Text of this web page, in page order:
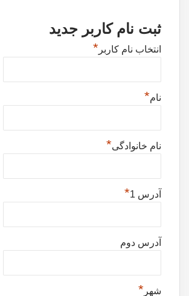
ثبت نام کاربر جدید
انتخاب نام کاربر *
نام*
نام خانوادگی*
آدرس 1 *
آدرس دوم
شهر *